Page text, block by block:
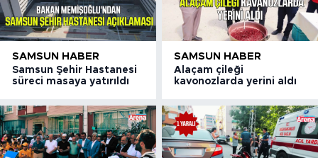
SAMSUN HABER
Samsun Şehir Hastanesi
süreci masaya yatırıldı
SAMSUN HABER
Alaçam çileği
kavonozlarda yerini aldı